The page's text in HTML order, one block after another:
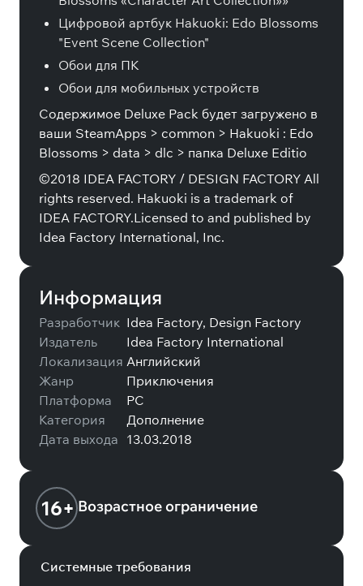
Цифровой артбук Hakuoki: Edo Blossoms
"Event Scene Collection"
Обои для ПК
Обои для мобильных устройств
Содержимое Deluxe Pack будет загружено в
ваши SteamApps > common > Hakuoki : Edo
Blossoms > data > dlc > папка Deluxe Editio
©2018 IDEA FACTORY / DESIGN FACTORY All
rights reserved. Hakuoki is a trademark of
IDEA FACTORY.Licensed to and published by
Idea Factory International, Inc.
Информация
Разработчик Idea Factory, Design Factory
Издатель
Idea Factory International
Локализация Английский
Жанр
Приключения
Платформа
PC
Категория
Дополнение
Дата выхода 13.03.2018
16+ Возрастное ограничение
Системные требования